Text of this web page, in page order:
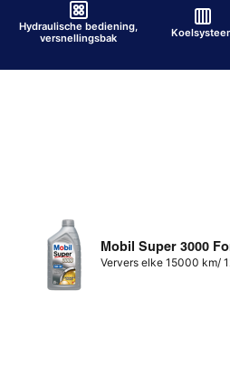
Hydraulische bediening,
versnellingsbak
Mobil Super 3000
Ververs elke 15000 km/